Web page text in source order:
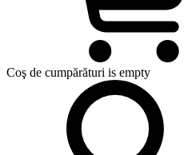
Coş de cumpărături is empty